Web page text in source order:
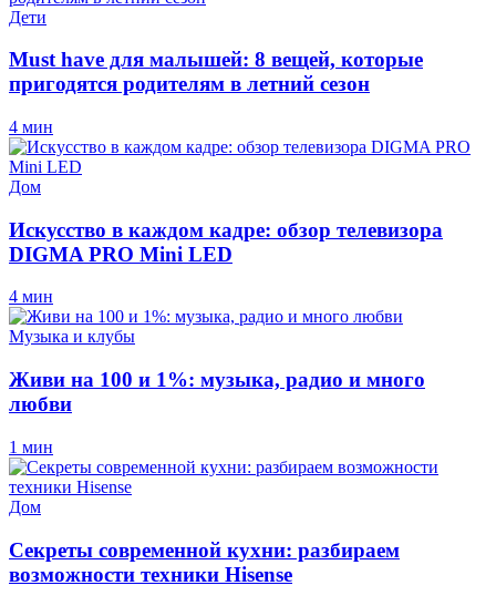
Дети
Must have для малышей: 8 вещей, которые
пригодятся родителям в летний сезон
4 мин
Дом
Искусство в каждом кадре: обзор телевизора
DIGMA PRO Mini LED
4 мин
Музыка и клубы
Живи на 100 и 1%: музыка, радио и много
любви
1 мин
Дом
Секреты современной кухни: разбираем
возможности техники Hisense